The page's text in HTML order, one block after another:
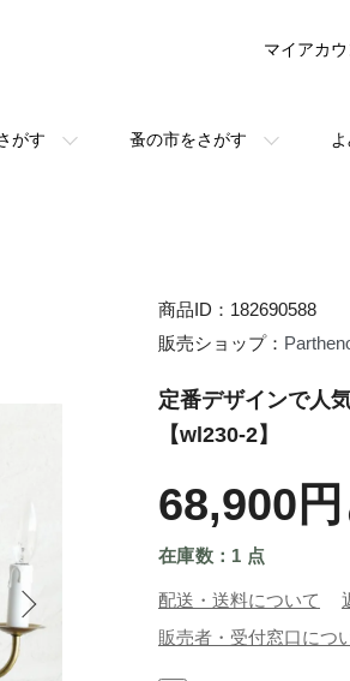
がす 蚤の市をさがす
マイアカウ
商品ID：182690588
販売ショップ：
定番デザインで人
【wl230-2】
68,900円
在庫数：1 点
配送・送料について
販売者・受付窓口につ